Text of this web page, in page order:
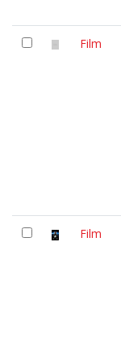
Film
Film